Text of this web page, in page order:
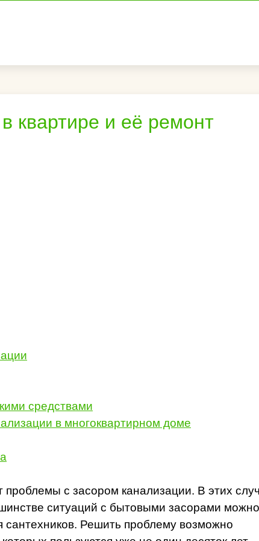
квартире и её ремонт
средствами
в многоквартирном доме
с засором канализации. В этих
ситуаций с бытовыми засорами можно
сантехников. Решить проблему возможно